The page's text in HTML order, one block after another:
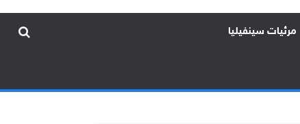
مرئيات سينفيليا